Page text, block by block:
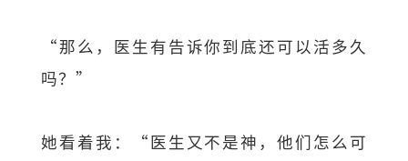
“那么，医生有告诉你到底还可以活多久
吗？”
她看着我：“医生又不是神，他们怎么可